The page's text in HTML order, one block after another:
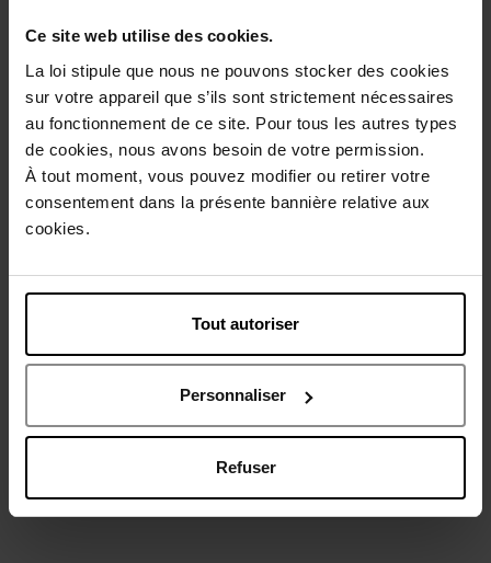
Ce site web utilise des cookies.
La loi stipule que nous ne pouvons stocker des cookies
sur votre appareil que s’ils sont strictement nécessaires
au fonctionnement de ce site. Pour tous les autres types
de cookies, nous avons besoin de votre permission.
À tout moment, vous pouvez modifier ou retirer votre
consentement dans la présente bannière relative aux
cookies.
Tout autoriser
Personnaliser
Refuser
Retour gratuit dans votre magasin
Description
Caractéristiques
Politique relative aux avis des clients
Oublié quelque chose ?